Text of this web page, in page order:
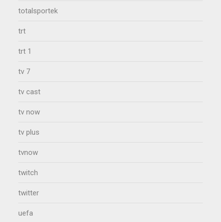
totalsportek
trt
trt 1
tv 7
tv cast
tv now
tv plus
tvnow
twitch
twitter
uefa